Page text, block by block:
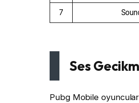
7
Ses
Pubg Mobile